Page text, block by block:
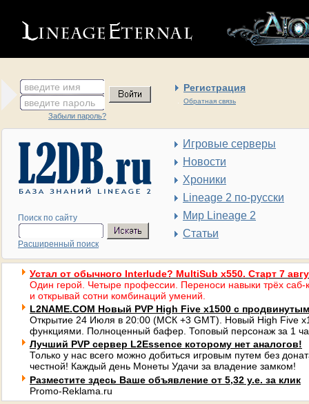
введите имя Регистрация
Обратная связь
введите пароль
Забыли пароль?
Поиск по сайту
Расширенный поиск
Игровые серверы
Новости
Хроники
Lineage 2 по-русски
Мир Lineage 2
Статьи
Устал от обычного Interlude? MultiSub x550. Старт 7
Один герой. Четыре профессии. Переноси навыки трёх саб-
и открывай сотни комбинаций умений.
L2NAME.COM Новый PVP High Five x1500 с
Открытие 24 Июля в 20:00 (МСК +3 GMT). Новый High Five
функциями. Полноценный бафер. Топовый персонаж за 1
Лучший PVP сервер L2Essence которому нет аналогов!
Только у нас всего можно добиться игровым путем без
честной! Каждый день Монеты Удачи за владение замком!
Разместите здесь Ваше объявление от 5,32 у.е. за клик
Promo-Reklama.ru